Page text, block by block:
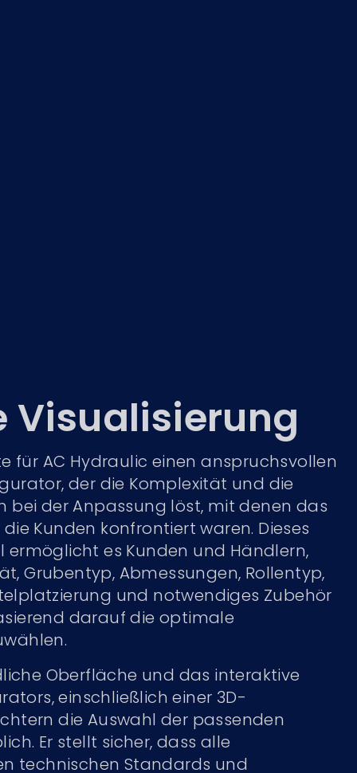
Visualisierung
für AC Hydraulic einen anspruchsvollen
der die Komplexität und die
bei der Anpassung löst, mit denen das
Kunden konfrontiert waren. Dieses
es Kunden und Händlern,
Grubentyp, Abmessungen, Rollentyp,
und notwendiges Zubehör
darauf die optimale
Oberfläche und das interaktive
einschließlich einer 3D-
die Auswahl der passenden
Er stellt sicher, dass alle
technischen Standards und